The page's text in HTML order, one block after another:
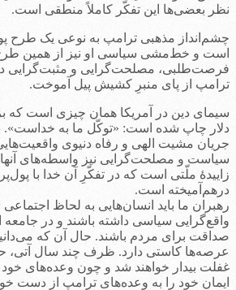
نظر بعضی‌ها این تفکّر کاملاً منطقی است.
چشم‌انداز مذهبی ترامپ به نوعی یک طرح
است و خط‌مشی سیاسی او نیز از همین
فرصت‌طلبی، مصلحت‌گرایی و مثبت‌گرایی
ترامپ از پای منبرِ کشیش پیل آموخت.
سیمای دین در آمریکا همان چیزی است که
دلار چاپ شده است: «توکّل ما به خداست».
جریان مشیت الهی و رفاه دنیوی
سیاست و مصلحت‌گرایی نیز واسطه‌های آنها
زاییدۀ ملّتی است که در تفکّرِ آن خدا با
درهم‌آمیخته است.
رهبران ما باید انسان‌هایی به لحاظ
واقع‌گرایی سیاسی داشته باشند و در
صداقت برای مردم باشند. حال آن که
عرصه‌ها کاستی دارد. ظرف چند سال آتی،
غفلت بیدار خواهند شد و چون وعده‌های خود را
ایمان خود را به وعده‌های ترامپ از دست